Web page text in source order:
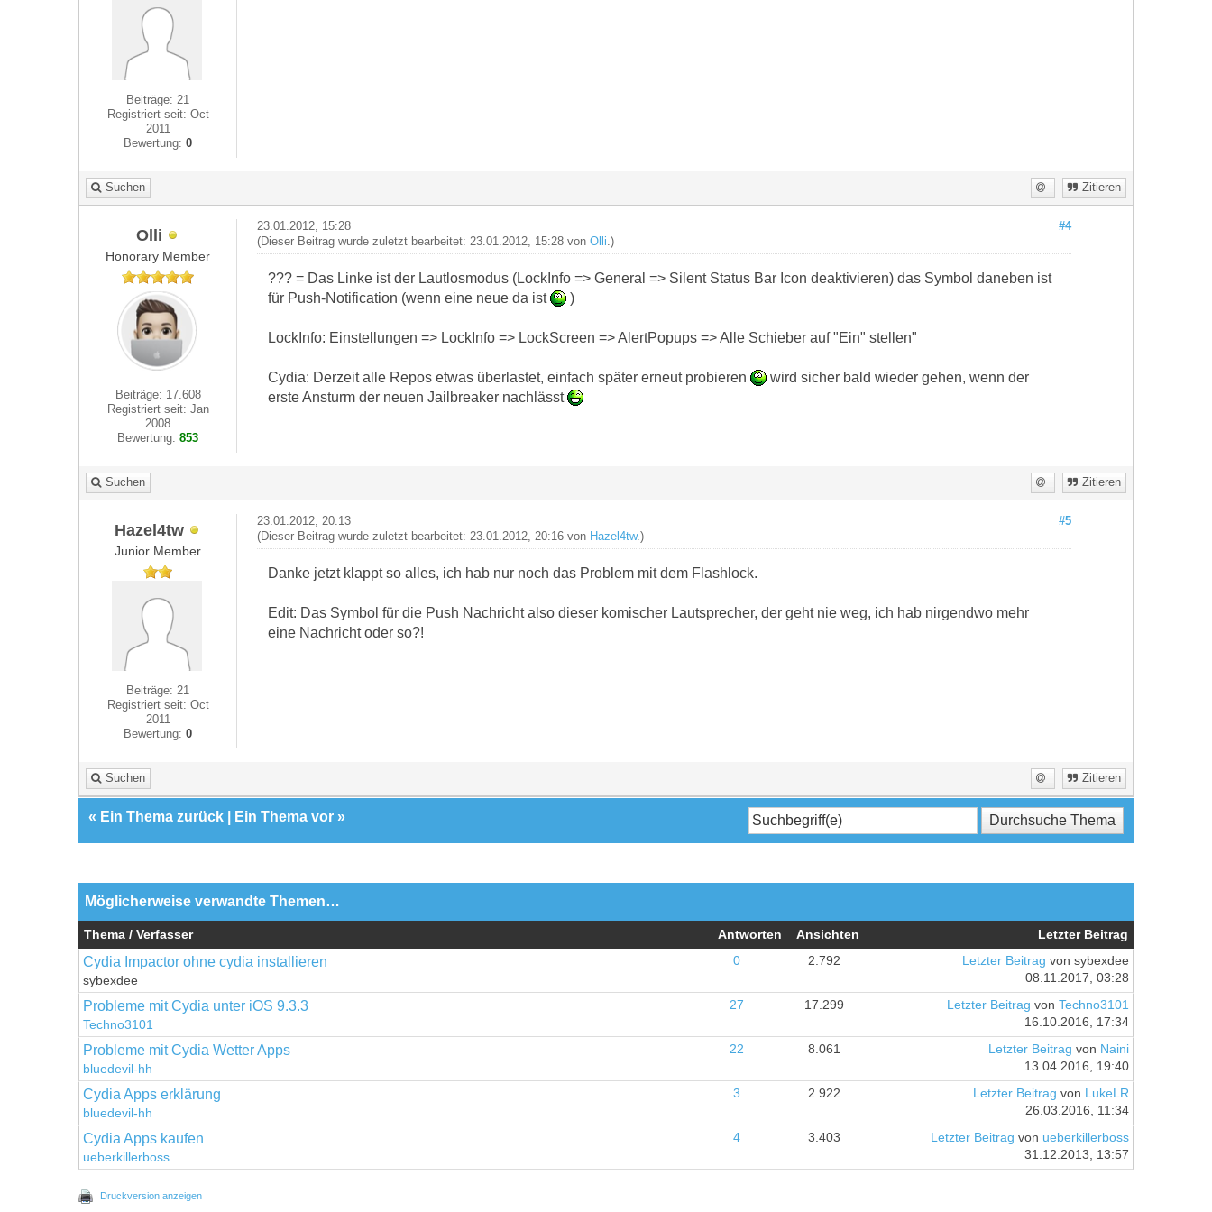
Beiträge: 21
Registriert seit: Oct
2011
Bewertung:0
Suchen Zitieren
Olli
Honorary Member
Beiträge: 17.608
Registriert seit: Jan
2008
Bewertung:853
#4
23.01.2012, 15:28
(Dieser Beitrag wurde zuletzt bearbeitet: 23.01.2012, 15:28 von Olli .)
??? = Das Linke ist der Lautlosmodus (LockInfo => General => Silent Status Bar Icon deaktivieren) das Symbol daneben ist
für Push-Notification (wenn eine neue da ist
)
LockInfo: Einstellungen => LockInfo => LockScreen => AlertPopups => Alle Schieber auf "Ein" stellen"
Cydia: Derzeit alle Repos etwas überlastet, einfach später erneut probieren
wird sicher bald wieder gehen, wenn der
erste Ansturm der neuen Jailbreaker nachlässt
Suchen Zitieren
Hazel4tw
Junior Member
Beiträge: 21
Registriert seit: Oct
2011
Bewertung:0
#5
23.01.2012, 20:13
(Dieser Beitrag wurde zuletzt bearbeitet: 23.01.2012, 20:16 von Hazel4tw.)
Danke jetzt klappt so alles, ich hab nur noch das Problem mit dem Flashlock.
Edit: Das Symbol für die Push Nachricht also dieser komischer Lautsprecher, der geht nie weg, ich hab nirgendwo mehr
eine Nachricht oder so?!
Suchen Zitieren
« Ein Thema zurück Ein Thema vor »
Möglicherweise verwandte Themen…
Thema / Verfasser Antworten Ansichten Letzter Beitrag
Cydia Impactor ohne cydia installieren
sybexdee
0 2.792 Letzter Beitrag von sybexdee
08.11.2017, 03:28
Probleme mit Cydia unter iOS 9.3.3
Techno3101
27 17.299 Letzter Beitrag von Techno3101
16.10.2016, 17:34
Probleme mit Cydia Wetter Apps
bluedevil-hh
22 8.061 Letzter Beitrag von Naini
13.04.2016, 19:40
Cydia Apps erklärung
bluedevil-hh
3 2.922 Letzter Beitrag von LukeLR
26.03.2016, 11:34
Cydia Apps kaufen
ueberkillerboss
4 3.403 Letzter Beitrag von ueberkillerboss
31.12.2013, 13:57
Druckversion anzeigen